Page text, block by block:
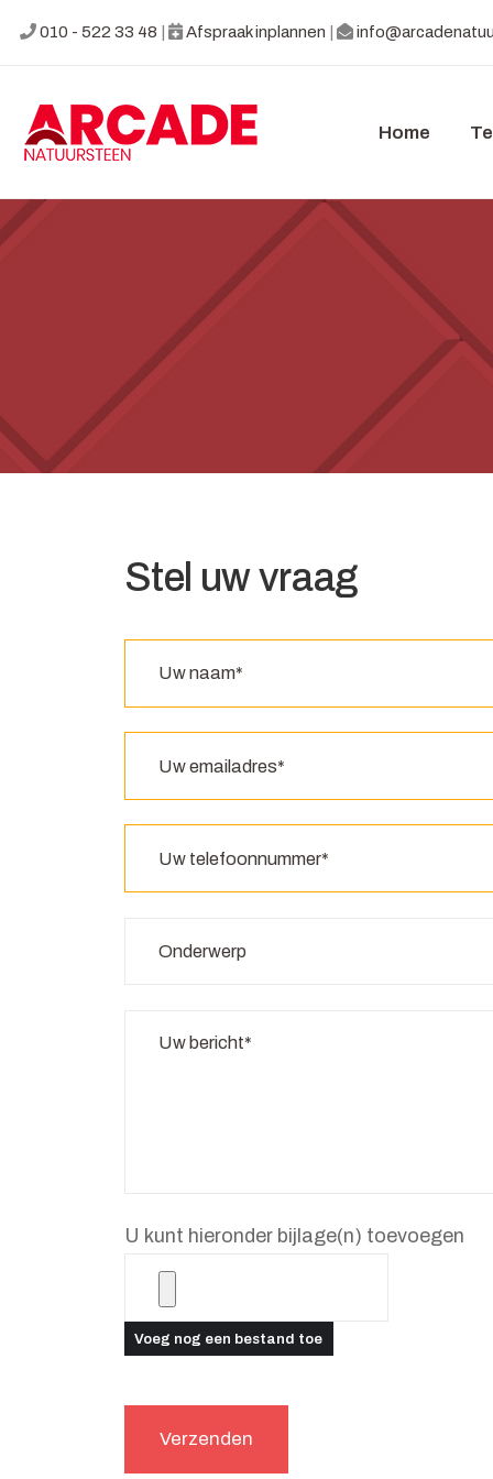
010 - 522 33 48 Afspraak inplannen
Home
Stel uw vraag
U kunt hieronder bijlage(n) toevoegen
Voeg nog een bestand toe
Verzenden